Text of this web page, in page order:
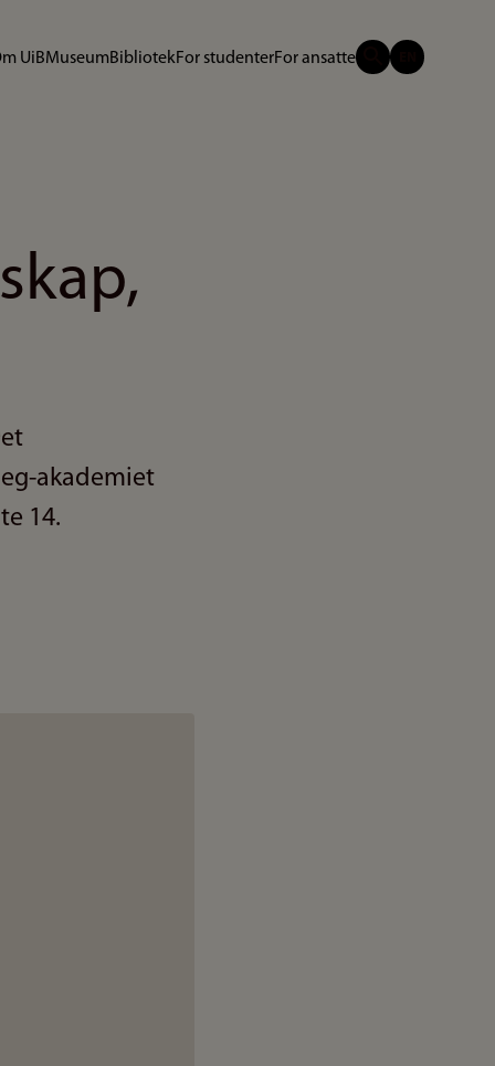
UiBMuseumBibliotekFor studenterFor ansatte
akademiet
14.